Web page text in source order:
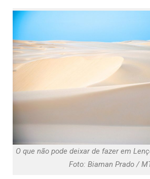
O que não pode deixar de fazer em
Foto: Biaman Prado /